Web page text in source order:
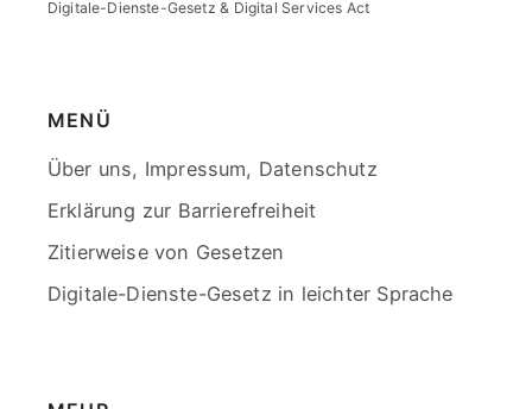
Digitale-Dienste-Gesetz & Digital Services Act
MENÜ
Skip
menu
Über uns, Impressum, Datenschutz
Erklärung zur Barrierefreiheit
Zitierweise von Gesetzen
Digitale-Dienste-Gesetz in leichter Sprache